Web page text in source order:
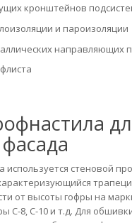
кронштейнов
и пароизоляции
направляющих
используется стеновой
от высоты гофры на
С-8, С-10 и т.д. Для